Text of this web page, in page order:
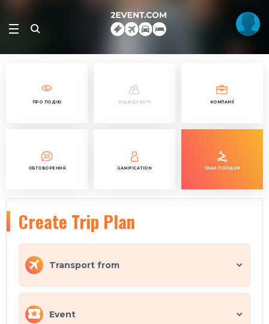
ПРО ПОДІЮ ВІДВІДУВАЧІ КОМПАНІЇ
ОБГОВОРЕННЯ GAMIFICATION ПЛАН ПОЇЗДКИ
Create Trip Plan
Transport from
Event